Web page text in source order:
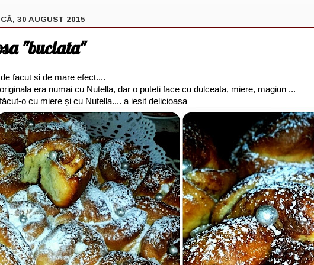
30 AUGUST 2015
"buclata"
facut si de mare efect....
era numai cu Nutella, dar o puteti face cu dulceata, miere, magiun ...
o cu miere și cu Nutella.... a iesit delicioasa